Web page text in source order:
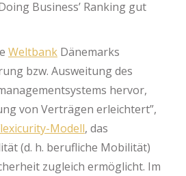
Business’ Ranking gut
Weltbank Dänemarks
bzw. Ausweitung des
hervor,
von Verträgen erleichtert”,
Modell, das
(d. h. berufliche Mobilität)
zugleich ermöglicht. Im